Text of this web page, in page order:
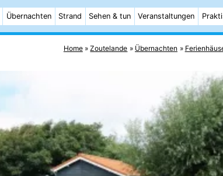
Übernachten Strand Sehen & tun Veranstaltungen
Home Zoutelande Übernachten